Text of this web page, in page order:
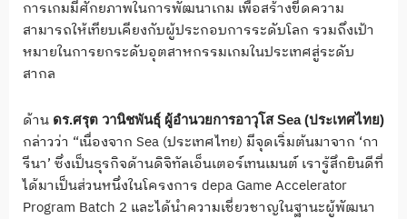
การเกมมีศักยภาพในการพัฒนาเกม เพื่อสร้างขีดความ
สามารถให้เทียบเคียงกับผู้ประกอบการระดับโลก รวมถึงเป้า
หมายในการยกระดับอุตสาหกรรมเกมในประเทศสู่ระดับ
สากล
ด้าน ดร.ศรุต วานิชพันธุ์ ผู้อำนวยการอาวุโสSea (ประเทศไทย)
กล่าวว่า “เนื่องจาก Sea (ประเทศไทย) มีจุดเริ่มต้นมาจาก ‘กา
รีนา’ ซึ่งเป็นธุรกิจด้านดิจิทัลเอ็นเตอร์เทนเมนต์ เรารู้สึกยินดีที่
ได้มาเป็นส่วนหนึ่งในโครงการ depa Game Accelerator
Program Batch 2 และได้นำความเชี่ยวชาญในฐานะผู้พัฒนา